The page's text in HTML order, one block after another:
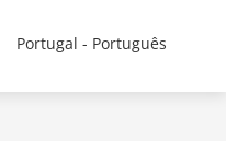
Portugal - Português